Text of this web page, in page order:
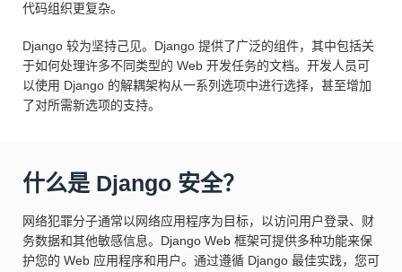
代码组织更复杂。
Django 较为坚持己见。Django 提供了广泛的组件，其中包括关
于如何处理许多不同类型的 Web 开发任务的文档。开发人员可
以使用 Django 的解耦架构从一系列选项中进行选择，甚至增加
了对所需新选项的支持。
什么是 Django 安全？
网络犯罪分子通常以网络应用程序为目标，以访问用户登录、财
务数据和其他敏感信息。Django Web 框架可提供多种功能来保
护您的 Web 应用程序和用户。通过遵循 Django 最佳实践，您可